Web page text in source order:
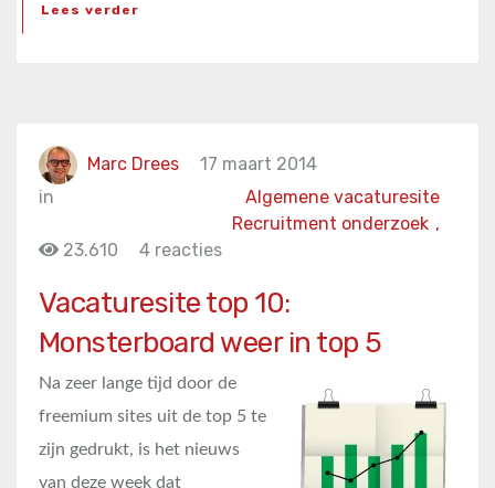
Lees verder
Marc Drees
17 maart 2014
in
Algemene vacaturesite
Recruitment onderzoek ,
23.610
4 reacties
Vacaturesite top 10:
Monsterboard weer in top 5
Na zeer lange tijd door de
freemium sites uit de top 5 te
zijn gedrukt, is het nieuws
van deze week dat